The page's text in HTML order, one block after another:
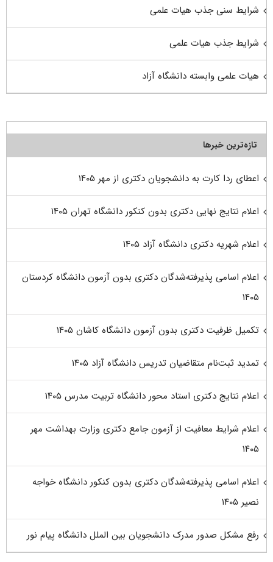
شرایط سنی جذب هیات علمی
شرایط جذب هیات علمی
هیات علمی وابسته دانشگاه آزاد
تازه‌ترین خبرها
اعطای ردا کارت به دانشجویان دکتری از مهر ۱۴۰۵
اعلام نتایج نهایی دکتری بدون کنکور دانشگاه تهران ۱۴۰۵
اعلام شهریه دکتری دانشگاه آزاد ۱۴۰۵
اعلام اسامی پذیرفته‌شدگان دکتری بدون آزمون دانشگاه کردستان
۱۴۰۵
تکمیل ظرفیت دکتری بدون آزمون دانشگاه کاشان ۱۴۰۵
تمدید ثبت‌نام متقاضیان تدریس دانشگاه آزاد ۱۴۰۵
اعلام نتایج دکتری استاد محور دانشگاه تربیت مدرس ۱۴۰۵
اعلام شرایط معافیت از آزمون جامع دکتری وزارت بهداشت مهر
۱۴۰۵
اعلام اسامی پذیرفته‌شدگان دکتری بدون کنکور دانشگاه خواجه
نصیر ۱۴۰۵
رفع مشکل صدور مدرک دانشجویان بین الملل دانشگاه پیام نور